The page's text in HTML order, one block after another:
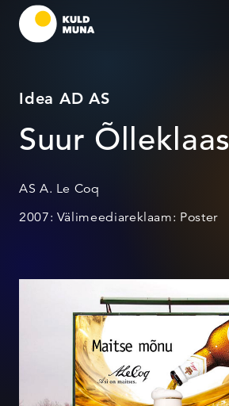
Idea AD AS
Suur Õlleklaas
AS A. Le Coq
2007: Välimeediareklaam: Poster